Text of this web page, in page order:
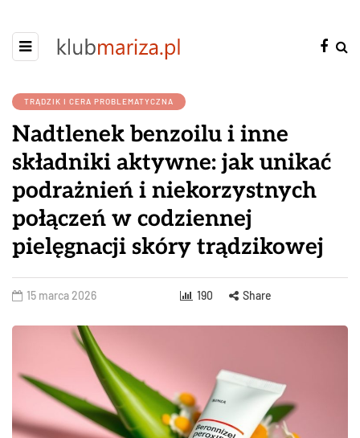
TRĄDZIK I CERA PROBLEMATYCZNA
Nadtlenek benzoilu i inne
składniki aktywne: jak unikać
podrażnień i niekorzystnych
połączeń w codziennej
pielęgnacji skóry trądzikowej
15 marca 2026 190 Share